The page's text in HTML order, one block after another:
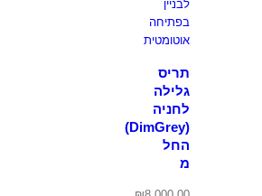
תריס
גלילה
לחניה
(DimGrey)
החל
מ